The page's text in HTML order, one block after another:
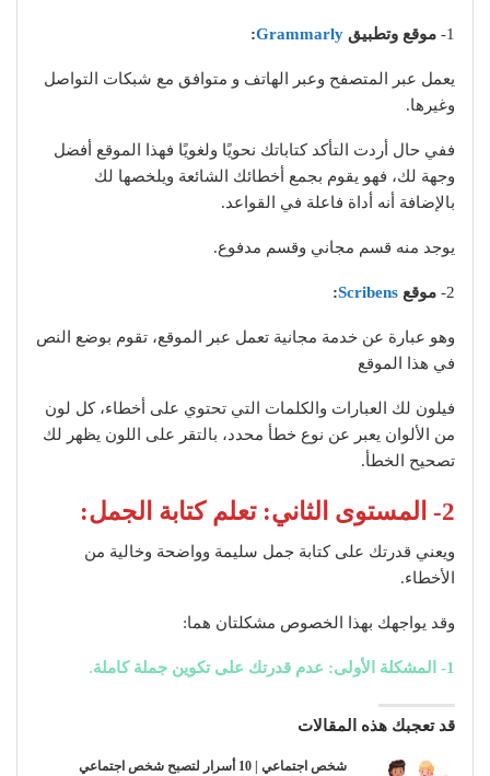
1- موقع وتطبيق Grammarly
:
يعمل عبر المتصفح وعبر الهاتف و متوافق مع شبكات التواصل
وغيرها.
ففي حال أردت التأكد كتاباتك نحويًا ولغويًا فهذا الموقع أفضل
وجهة لك، فهو يقوم بجمع أخطائك الشائعة ويلخصها لك
بالإضافة أنه أداة فاعلة في القواعد.
يوجد منه قسم مجاني وقسم مدفوع.
2- موقع Scribens
:
وهو عبارة عن خدمة مجانية تعمل عبر الموقع، تقوم بوضع النص
في هذا الموقع
فيلون لك العبارات والكلمات التي تحتوي على أخطاء، كل لون
من الألوان يعبر عن نوع خطأ محدد، بالتقر على اللون يظهر لك
تصحيح الخطأ.
2- المستوى الثاني: تعلم كتابة الجمل:
ويعني قدرتك على كتابة جمل سليمة وواضحة وخالية من
الأخطاء.
وقد يواجهك بهذا الخصوص مشكلتان هما:
1- المشكلة الأولى: عدم قدرتك على تكوين جملة كاملة .
قد تعجبك هذه المقالات
شخص اجتماعي | 10 أسرار لتصبح شخص اجتماعي